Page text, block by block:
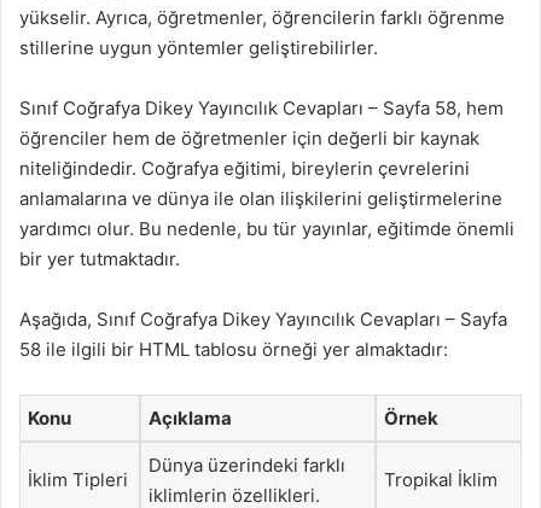
yükselir. Ayrıca, öğretmenler, öğrencilerin farklı öğrenme
stillerine uygun yöntemler geliştirebilirler.
Sınıf Coğrafya Dikey Yayıncılık Cevapları – Sayfa 58, hem
öğrenciler hem de öğretmenler için değerli bir kaynak
niteliğindedir. Coğrafya eğitimi, bireylerin çevrelerini
anlamalarına ve dünya ile olan ilişkilerini geliştirmelerine
yardımcı olur. Bu nedenle, bu tür yayınlar, eğitimde önemli
bir yer tutmaktadır.
Aşağıda, Sınıf Coğrafya Dikey Yayıncılık Cevapları – Sayfa
58 ile ilgili bir HTML tablosu örneği yer almaktadır:
Konu Açıklama Örnek
İklim Tipleri
Dünya üzerindeki farklı
iklimlerin özellikleri.
Tropikal İklim